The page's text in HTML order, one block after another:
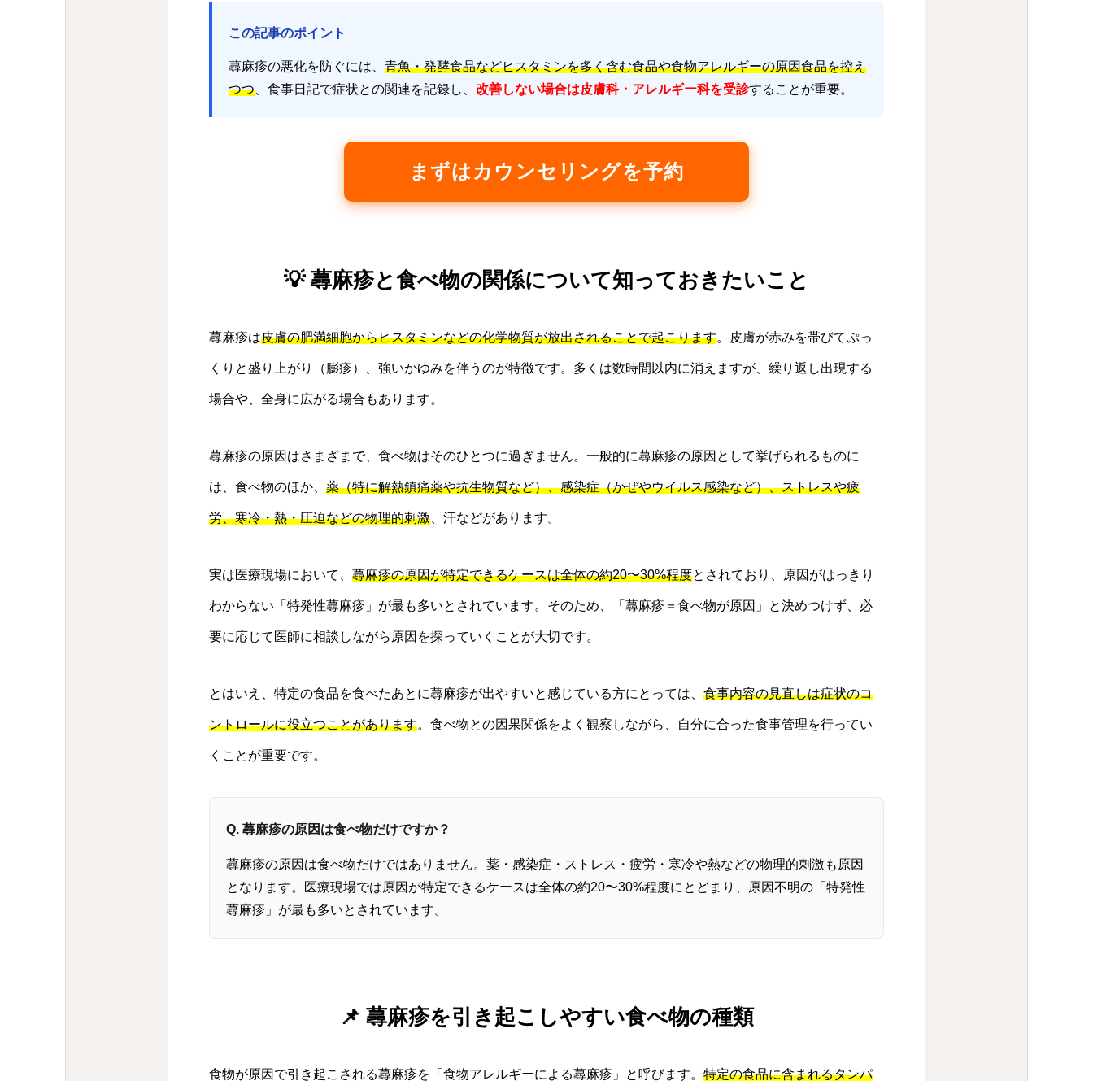
この記事のポイント
蕁麻疹の悪化を防ぐには、 青魚・発酵食品などヒスタミンを多く含む食品や食物アレルギーの原因食品を控え
つつ 、食事日記で症状との関連を記録し、 改善しない場合は皮膚科・アレルギー科を受診することが重要。
まずはカウンセリングを予約
💡 蕁麻疹と食べ物の関係について知っておきたいこと
蕁麻疹は皮膚の肥満細胞からヒスタミンなどの化学物質が放出されることで起こります。皮膚が赤みを帯びてぷっ
くりと盛り上がり（膨疹）、強いかゆみを伴うのが特徴です。多くは数時間以内に消えますが、繰り返し出現する
場合や、全身に広がる場合もあります。
蕁麻疹の原因はさまざまで、食べ物はそのひとつに過ぎません。一般的に蕁麻疹の原因として挙げられるものに
は、食べ物のほか、 薬（特に解熱鎮痛薬や抗生物質など）、感染症（かぜやウイルス感染など）、ストレスや疲
労、寒冷・熱・圧迫などの物理的刺激 、汗などがあります。
実は医療現場において、 蕁麻疹の原因が特定できるケースは全体の約20〜30%程度とされており、原因がはっきり
わからない「特発性蕁麻疹」が最も多いとされています。そのため、「蕁麻疹＝食べ物が原因」と決めつけず、必
要に応じて医師に相談しながら原因を探っていくことが大切です。
とはいえ、特定の食品を食べたあとに蕁麻疹が出やすいと感じている方にとっては、 食事内容の見直しは症状のコ
ントロールに役立つことがあります。食べ物との因果関係をよく観察しながら、自分に合った食事管理を行ってい
くことが重要です。
Q. 蕁麻疹の原因は食べ物だけですか？
蕁麻疹の原因は食べ物だけではありません。薬・感染症・ストレス・疲労・寒冷や熱などの物理的刺激も原因
となります。医療現場では原因が特定できるケースは全体の約20〜30%程度にとどまり、原因不明の「特発性
蕁麻疹」が最も多いとされています。
📌 蕁麻疹を引き起こしやすい食べ物の種類
食物が原因で引き起こされる蕁麻疹を「食物アレルギーによる蕁麻疹」と呼びます。 特定の食品に含まれるタンパ